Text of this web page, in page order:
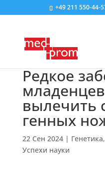
+49 211 550-44-
Редкое
генных
22 Сен 2024| Генетика,
Успехи науки